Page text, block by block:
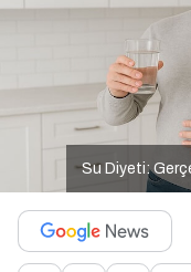
Su Diyeti: